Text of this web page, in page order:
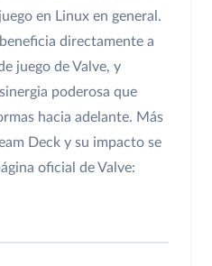
en Linux en general.
directamente a
juego de Valve, y
poderosa que
hacia adelante. Más
Deck y su impacto se
oficial de Valve: